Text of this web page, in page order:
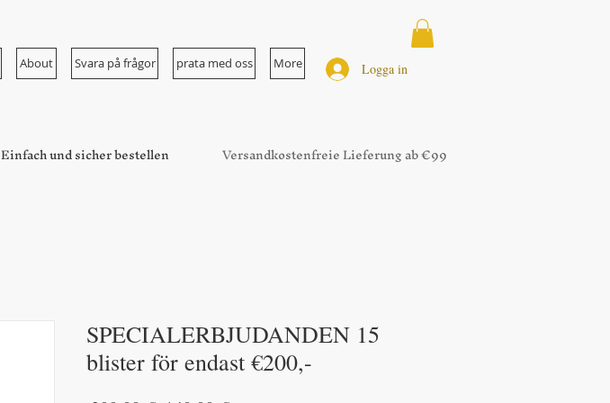
About Svara på frågor prata med oss More Logga in
Einfach und sicher bestellen Versandkostenfreie Lieferung ab €99
SPECIALERBJUDANDEN 15
blister för endast €200,-